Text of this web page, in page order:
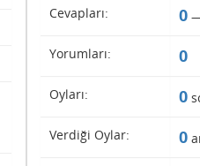
Cevapları: 0
Yorumları: 0
Oyları: 0
Verdiği Oylar: 0